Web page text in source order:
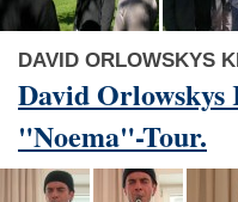
DAVID ORLOWSKYS
David
"Noema"-Tour.